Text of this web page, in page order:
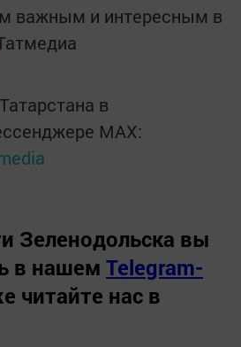
важным и интересным в
в
MАХ:
Зеленодольска вы
в нашем Telegram-
читайте нас в